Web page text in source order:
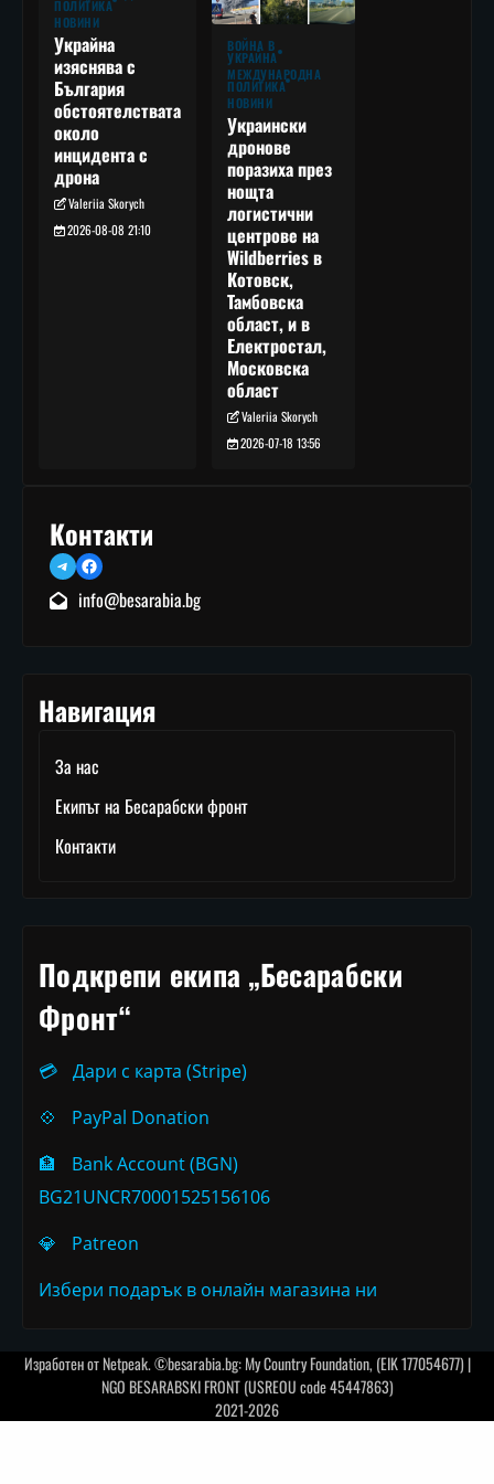
ПОЛИТИКА
НОВИНИ
Украйна
изяснява с
България
обстоятелствата
около
инцидента с
дрона
Valeriia Skorych
2026-08-08 21:10
ВОЙНА В
УКРАЙНА
МЕЖДУНАРОДНА
ПОЛИТИКА
НОВИНИ
Украински
дронове
поразиха през
нощта
логистични
центрове на
Wildberries в
Котовск,
Тамбовска
област, и в
Електростал,
Московска
област
Valeriia Skorych
2026-07-18 13:56
Контакти
TelegramFacebook
info@besarabia.bg
Навигация
За нас
Екипът на Бесарабски фронт
Контакти
Подкрепи екипа „Бесарабски
Фронт“
💳
Дари с карта (Stripe)
💠
PayPal Donation
🏦
Bank Account (BGN)
BG21UNCR70001525156106
💎
Patreon
Избери подарък в онлайн магазина ни
Изработен отNetpeak. ©besarabia.bg: My Country Foundation, (EIK 177054677) |
NGO BESARABSKI FRONT (USREOU code 45447863)
2021-2026